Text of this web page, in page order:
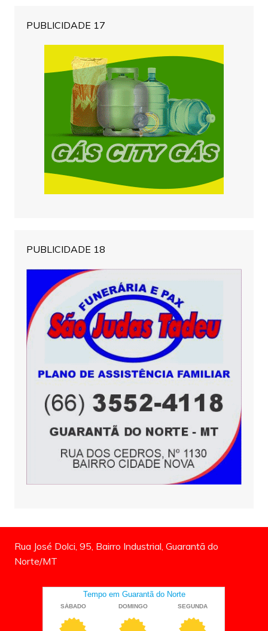
PUBLICIDADE 17
PUBLICIDADE 18
Rua José Dolci, 95, Bairro Industrial, Guarantã do
Norte/MT